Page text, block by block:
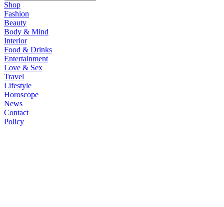
Shop
Fashion
Beauty
Body & Mind
Interior
Food & Drinks
Entertainment
Love & Sex
Travel
Lifestyle
Horoscope
News
Contact
Policy